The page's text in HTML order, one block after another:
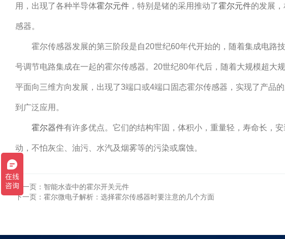
用，出现了各种半导体霍尔元件 ，特别是锗的采用推动了霍尔元件的发展
感器。
霍尔传感器发展的第三阶段是自20世纪60年代开始的，随着集成电路
号调节电路集成在一起的霍尔传感器。20世纪80年代后，随着大规模超大
平面向三维方向发展，出现了3端口或4端口固态霍尔传感器，实现了产品
到广泛应用。
霍尔器件有许多优点。它们的结构牢固，体积小，重量轻，寿命长，
动，不怕灰尘、油污、水汽及烟雾等的污染或腐蚀。
上一页： 智能水壶中的霍尔开关元件
下一页： 霍尔微电子解析：选择霍尔传感器时要注意的几个方面